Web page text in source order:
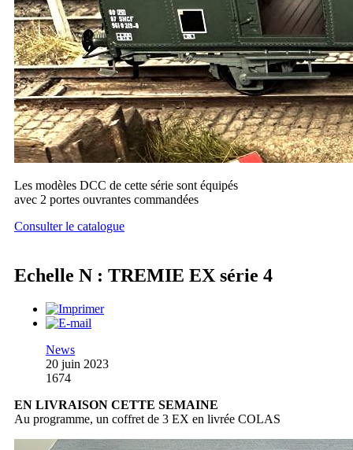
Les modèles DCC de cette série sont équipés
avec 2 portes ouvrantes commandées
Consulter le catalogue
Echelle N : TREMIE EX série 4
News
20 juin 2023
1674
EN LIVRAISON CETTE SEMAINE
Au programme, un coffret de 3 EX en livrée COLAS